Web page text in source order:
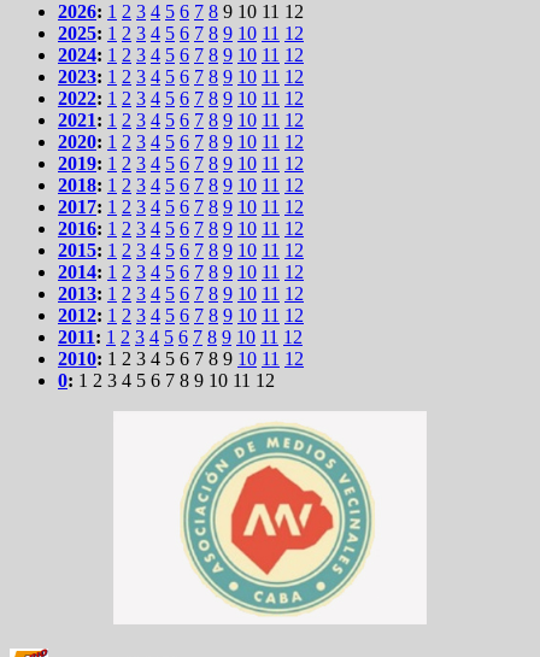
2026: 1 2 3 4 5 6 7 8 9 10 11 12
2025: 1 2 3 4 5 6 7 8 9 10 11 12
2024: 1 2 3 4 5 6 7 8 9 10 11 12
2023: 1 2 3 4 5 6 7 8 9 10 11 12
2022: 1 2 3 4 5 6 7 8 9 10 11 12
2021: 1 2 3 4 5 6 7 8 9 10 11 12
2020: 1 2 3 4 5 6 7 8 9 10 11 12
2019: 1 2 3 4 5 6 7 8 9 10 11 12
2018: 1 2 3 4 5 6 7 8 9 10 11 12
2017: 1 2 3 4 5 6 7 8 9 10 11 12
2016: 1 2 3 4 5 6 7 8 9 10 11 12
2015: 1 2 3 4 5 6 7 8 9 10 11 12
2014: 1 2 3 4 5 6 7 8 9 10 11 12
2013: 1 2 3 4 5 6 7 8 9 10 11 12
2012: 1 2 3 4 5 6 7 8 9 10 11 12
2011: 1 2 3 4 5 6 7 8 9 10 11 12
2010: 1 2 3 4 5 6 7 8 9 10 11 12
0: 1 2 3 4 5 6 7 8 9 10 11 12